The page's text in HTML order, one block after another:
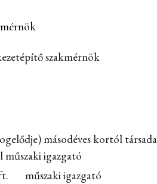
szakmérnök
másodéves kortól
igazgató
műszaki igazgató